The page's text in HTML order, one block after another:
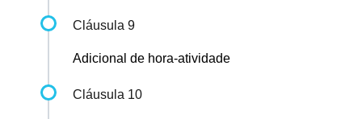
Cláusula 9
Adicional de hora-atividade
Cláusula 10